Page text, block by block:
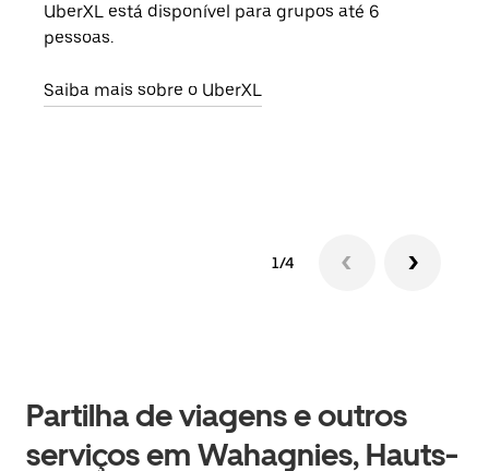
UberXL está disponível para grupos até 6
pessoas.
Saiba mais sobre o UberXL
1/4
Partilha de viagens e outros
serviços em Wahagnies, Hauts-